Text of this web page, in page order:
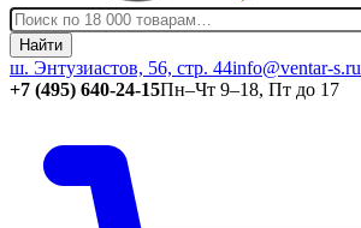
Найти
ш. Энтузиастов, 56, стр. 44info@ventar-s.ru
+7 (495) 640-24-15Пн–Чт 9–18, Пт до 17